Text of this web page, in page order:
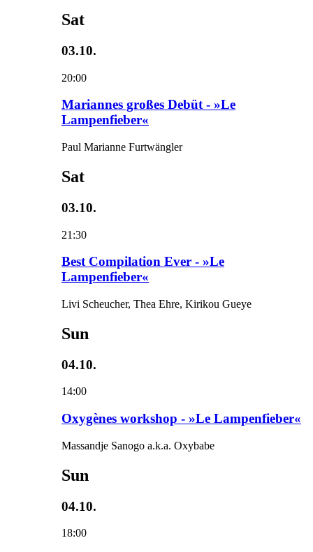
Sat
03.10.
20:00
Mariannes großes Debüt - »Le
Lampenfieber«
Paul Marianne Furtwängler
Sat
03.10.
21:30
Best Compilation Ever - »Le
Lampenfieber«
Livi Scheucher, Thea Ehre, Kirikou Gueye
Sun
04.10.
14:00
Oxygènes workshop - »Le Lampenfieber«
Massandje Sanogo a.k.a. Oxybabe
Sun
04.10.
18:00